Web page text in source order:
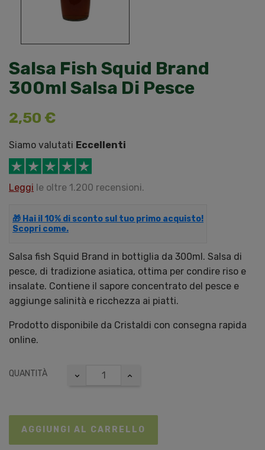
Salsa Fish Squid Brand
300ml Salsa Di Pesce
2,50 €
Siamo valutati Eccellenti
Leggi le oltre 1.200 recensioni.
🎁 Hai il 10% di sconto sul tuo primo acquisto!
Scopri come.
Salsa fish Squid Brand in bottiglia da 300ml. Salsa di
pesce, di tradizione asiatica, ottima per condire riso e
insalate. Contiene il sapore concentrato del pesce e
aggiunge salinità e ricchezza ai piatti.
Prodotto disponibile da Cristaldi con consegna rapida
online.
QUANTITÀ
AGGIUNGI AL CARRELLO